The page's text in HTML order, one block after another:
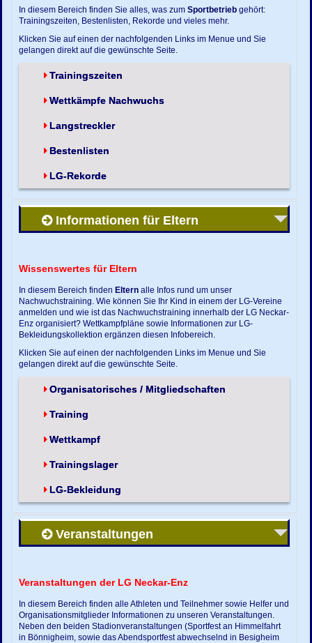
In diesem Bereich finden Sie alles, was zumSportbetrieb gehört:
Trainingszeiten, Bestenlisten, Rekorde und vieles mehr.
Klicken Sie auf einen der nachfolgenden Links im Menue und Sie
gelangen direkt auf die gewünschte Seite.
Trainingszeiten
Wettkämpfe Nachwuchs
Langstreckler
Bestenlisten
LG-Rekorde
Informationen für Eltern
Wissenswertes für Eltern
In diesem Bereich finden Eltern alle Infos rund um unser
Nachwuchstraining. Wie können Sie Ihr Kind in einem der LG-Vereine
anmelden und wie ist das Nachwuchstraining innerhalb der LG Neckar-
Enz organisiert? Wettkampfpläne sowie Informationen zur LG-
Bekleidungskollektion ergänzen diesen Infobereich.
Klicken Sie auf einen der nachfolgenden Links im Menue und Sie
gelangen direkt auf die gewünschte Seite.
Organisatorisches / Mitgliedschaften
Training
Wettkampf
Trainingslager
LG-Bekleidung
Veranstaltungen
Veranstaltungen der LG Neckar-Enz
In diesem Bereich finden alle Athleten und Teilnehmer sowie Helfer und
Organisationsmitglieder Informationen zu unseren Veranstaltungen.
Neben den beiden Stadionveranstaltungen (Sportfest an Himmelfahrt
in Bönnigheim, sowie das Abendsportfest abwechselnd in Besigheim